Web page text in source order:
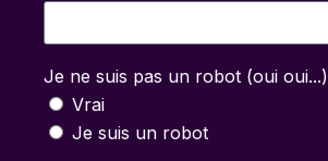
Je ne suis pas un robot (oui oui...)
Vrai
Je suis un robot